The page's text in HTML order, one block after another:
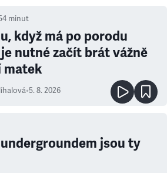
minut
když má po porodu
nutné začít brát vážně
matek
•5. 8. 2026
jsou ty